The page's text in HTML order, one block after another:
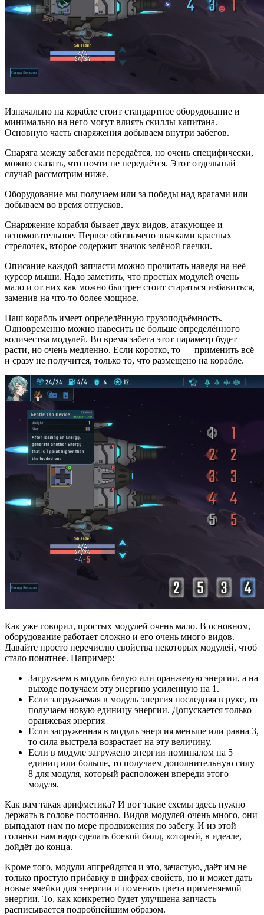
Изначально на корабле стоит стандартное оборудование и
минимально на него могут влиять скиллы капитана.
Основную часть снаряжения добываем внутри забегов.
Снаряга между забегами передаётся, но очень специфически,
можно сказать, что почти не передаётся. Этот отдельный
случай рассмотрим ниже.
Оборудование мы получаем или за победы над врагами или
добываем во время отпусков.
Снаряжение корабля бывает двух видов, атакующее и
вспомогательное. Первое обозначено значками красных
стрелочек, второе содержит значок зелёной гаечки.
Описание каждой запчасти можно прочитать наведя на неё
курсор мыши. Надо заметить, что простых модулей очень
мало и от них как можно быстрее стоит стараться избавиться,
заменив на что-то более мощное.
Наш корабль имеет определённую грузоподъёмность.
Одновременно можно навесить не больше определённого
количества модулей. Во время забега этот параметр будет
расти, но очень медленно. Если коротко, то — применить всё
и сразу не получится, только то, что размещено на корабле.
Как уже говорил, простых модулей очень мало. В основном,
оборудование работает сложно и его очень много видов.
Давайте просто перечислю свойства некоторых модулей, чтоб
стало понятнее. Например:
Загружаем в модуль белую или оранжевую энергии, а на
выходе получаем эту энергию усиленную на 1.
Если загружаемая в модуль энергия последняя в руке, то
получаем новую единицу энергии. Допускается только
оранжевая энергия
Если загруженная в модуль энергия меньше или равна 3,
то сила выстрела возрастает на эту величину.
Если в модуле загружено энергии номиналом на 5
единиц или больше, то получаем дополнительную силу
8 для модуля, который расположен впереди этого
модуля.
Как вам такая арифметика? И вот такие схемы здесь нужно
держать в голове постоянно. Видов модулей очень много, они
выпадают нам по мере продвижения по забегу. И из этой
солянки нам надо сделать боевой билд, который, в идеале,
дойдёт до конца.
Кроме того, модули апгрейдятся и это, зачастую, даёт им не
только простую прибавку в цифрах свойств, но и может дать
новые ячейки для энергии и поменять цвета применяемой
энергии. То, как конкретно будет улучшена запчасть
расписывается подробнейшим образом.